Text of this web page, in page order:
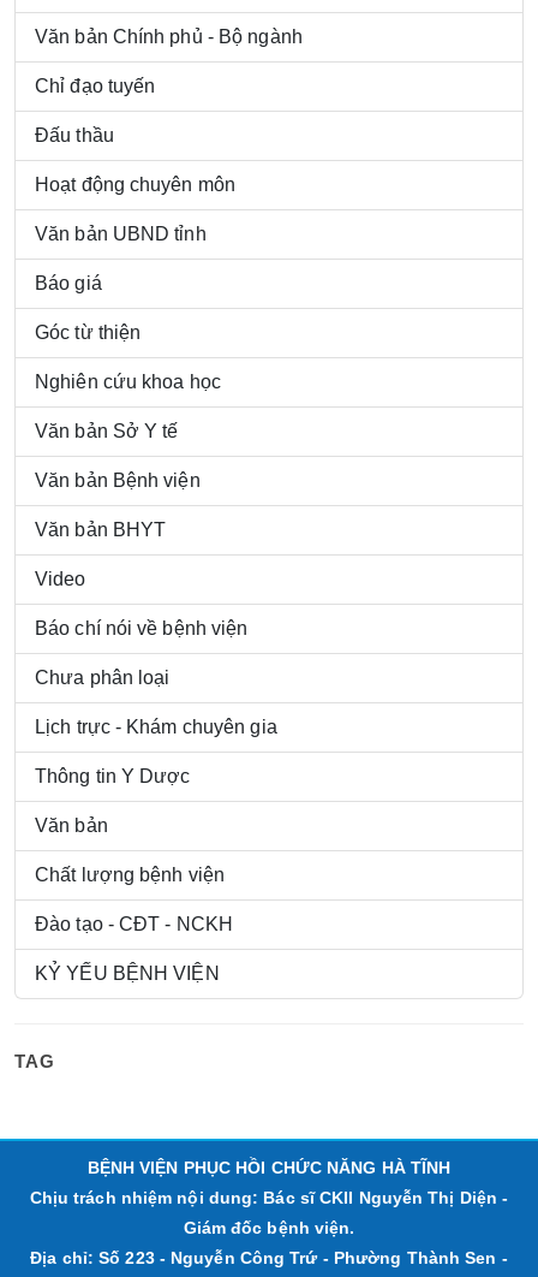
Văn bản Chính phủ - Bộ ngành
Chỉ đạo tuyến
Đấu thầu
Hoạt động chuyên môn
Văn bản UBND tỉnh
Báo giá
Góc từ thiện
Nghiên cứu khoa học
Văn bản Sở Y tế
Văn bản Bệnh viện
Văn bản BHYT
Video
Báo chí nói về bệnh viện
Chưa phân loại
Lịch trực - Khám chuyên gia
Thông tin Y Dược
Văn bản
Chất lượng bệnh viện
Đào tạo - CĐT - NCKH
KỶ YẾU BỆNH VIỆN
TAG
BỆNH VIỆN PHỤC HỒI CHỨC NĂNG HÀ TĨNH
Chịu trách nhiệm nội dung: Bác sĩ CKII Nguyễn Thị Diện -
Giám đốc bệnh viện.
Địa chỉ: Số 223 - Nguyễn Công Trứ - Phường Thành Sen -